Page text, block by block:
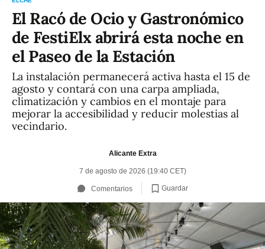
El Racó de Ocio y Gastronómico
de FestiElx abrirá esta noche en
el Paseo de la Estación
La instalación permanecerá activa hasta el 15 de
agosto y contará con una carpa ampliada,
climatización y cambios en el montaje para
mejorar la accesibilidad y reducir molestias al
vecindario.
Alicante Extra
7 de agosto de 2026 (19:40 CET)
Comentarios Guardar